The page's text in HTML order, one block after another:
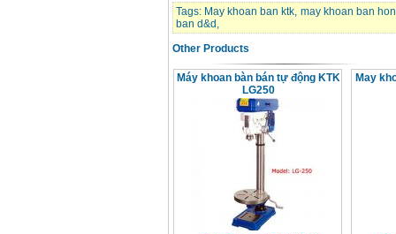
Tags: May khoan ban ktk, may khoan ban
ban d&d ,
Other Products
Máy khoan bàn bán tự động KTK
LG250
May